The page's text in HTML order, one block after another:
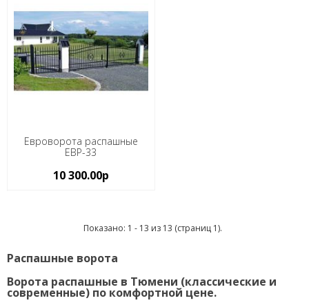
Евроворота распашные
ЕВР-33
10 300.00р
Показано: 1 - 13 из 13 (страниц 1).
Распашные ворота
Ворота распашные в Тюмени (классические и
современные) по комфортной цене.